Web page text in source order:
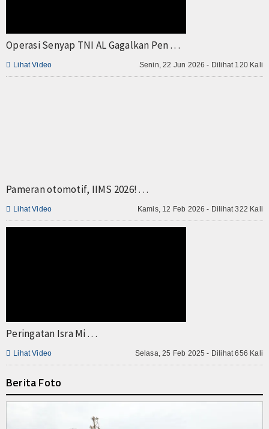
Channel
Operasi Senyap TNI AL Gagalkan Pen . . .
Senin, 22 Jun 2026 - Dilihat 120 Kali
 Lihat Video
Pameran otomotif, IIMS 2026! . . .
Kamis, 12 Feb 2026 - Dilihat 322 Kali
 Lihat Video
Peringatan Isra Mi . . .
Selasa, 25 Feb 2025 - Dilihat 656 Kali
 Lihat Video
Berita Foto